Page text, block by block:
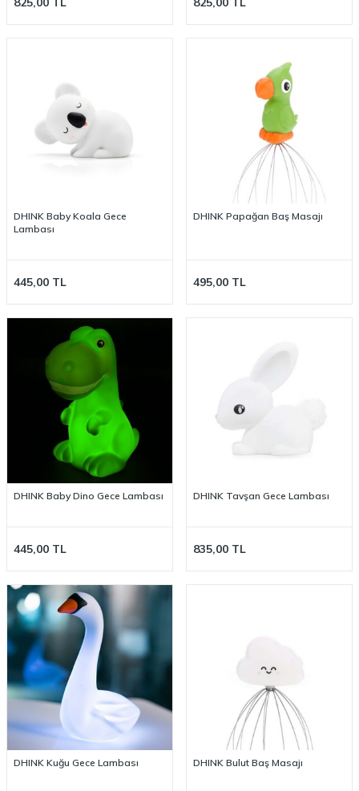
DHINK Baby Koala Gece
Lambası
445,00 TL
DHINK Papağan Baş Masajı
495,00 TL
DHINK Baby Dino Gece Lambası
445,00 TL
DHINK Tavşan Gece Lambası
835,00 TL
DHINK Kuğu Gece Lambası DHINK Bulut Baş Masajı